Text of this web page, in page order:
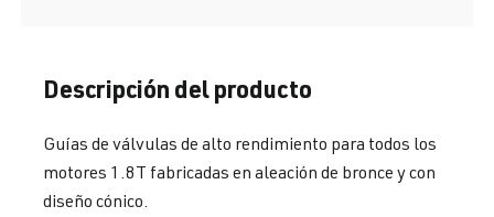
Descripción del producto
Guías de válvulas de alto rendimiento para todos los
motores 1.8T fabricadas en aleación de bronce y con
diseño cónico.